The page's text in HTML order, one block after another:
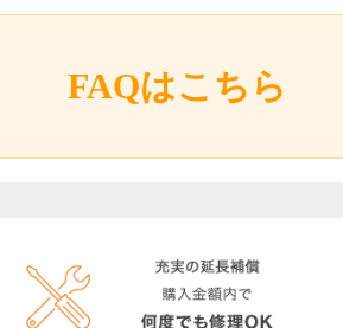
FAQはこちら